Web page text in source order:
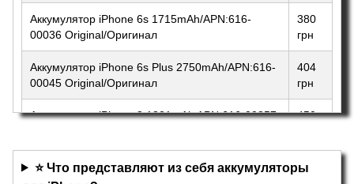
Аккумулятор iPhone 6s 1715mAh/APN:616-
00036 Original/Оригинал
380
грн
Аккумулятор iPhone 6s Plus 2750mAh/APN:616-
00045 Original/Оригинал
404
грн
Аккумулятор iPhone 8 1821mAh APN:616-00357
450
⭐ Что представляют из себя аккумуляторы